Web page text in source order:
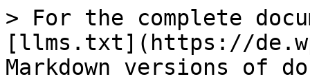
> For the complete
[llms.txt](https://
Markdown versions of